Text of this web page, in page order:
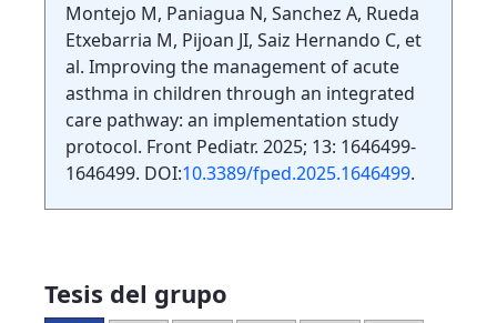
Montejo M, Paniagua N, Sanchez A, Rueda
Etxebarria M, Pijoan JI, Saiz Hernando C, et
al. Improving the management of acute
asthma in children through an integrated
care pathway: an implementation study
protocol. Front Pediatr. 2025; 13: 1646499-
1646499. DOI:10.3389/fped.2025.1646499.
Tesis del grupo